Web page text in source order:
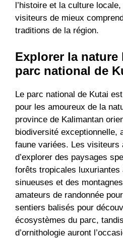
l’histoire et la culture
visiteurs de mieux
traditions de la région.
Explorer la nature
parc national de
Le parc national de Kutai
pour les amoureux de la
province de Kalimantan
biodiversité exceptionnelle,
faune variées. Les visiteurs
d’explorer des paysages
forêts tropicales luxuriantes
sinueuses et des
amateurs de randonnée
sentiers balisés pour
écosystèmes du parc,
d’ornithologie auront